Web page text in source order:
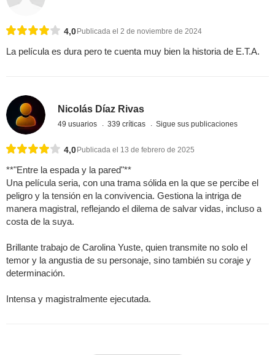
4,0Publicada el 2 de noviembre de 2024
La película es dura pero te cuenta muy bien la historia de E.T.A.
Nicolás Díaz Rivas
49 usuarios 339 críticas Sigue sus publicaciones
4,0 Publicada el 13 de febrero de 2025
**"Entre la espada y la pared"**
Una película seria, con una trama sólida en la que se percibe el
peligro y la tensión en la convivencia. Gestiona la intriga de
manera magistral, reflejando el dilema de salvar vidas, incluso a
costa de la suya.
Brillante trabajo de Carolina Yuste, quien transmite no solo el
temor y la angustia de su personaje, sino también su coraje y
determinación.
Intensa y magistralmente ejecutada.